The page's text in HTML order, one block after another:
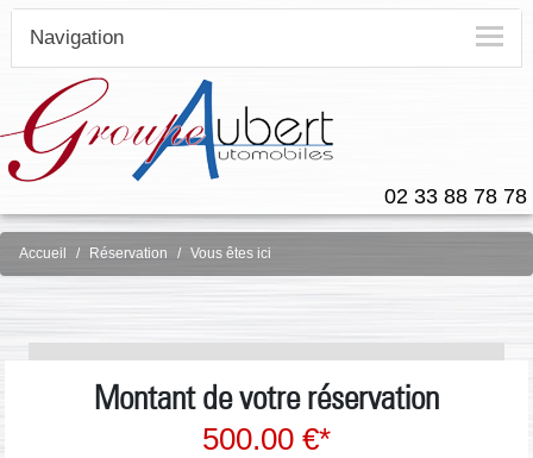
02 33 88 78 78
Navigation
Accueil Réservation Vous êtes ici
Montant de votre réservation
500.00 €*